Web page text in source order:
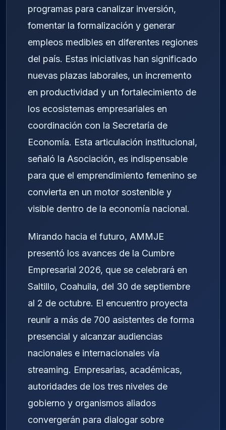
programas para canalizar inversión,
fomentar la formalización y generar
empleos medibles en diferentes regiones
del país. Estas iniciativas han significado
nuevas plazas laborales, un incremento
en productividad y un fortalecimiento de
los ecosistemas empresariales en
coordinación con la Secretaría de
Economía. Esta articulación institucional,
señaló la Asociación, es indispensable
para que el emprendimiento femenino se
convierta en un motor sostenible y
visible dentro de la economía nacional.
Mirando hacia el futuro, AMMJE
presentó los avances de la Cumbre
Empresarial 2026, que se celebrará en
Saltillo, Coahuila, del 30 de septiembre
al 2 de octubre. El encuentro proyecta
reunir a más de 700 asistentes de forma
presencial y alcanzar audiencias
nacionales e internacionales vía
streaming. Empresarias, académicas,
autoridades de los tres niveles de
gobierno y organismos aliados
convergerán para dialogar sobre